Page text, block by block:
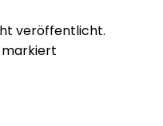
veröffentlicht.
markiert